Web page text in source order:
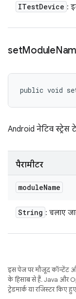
ITestDevice :
setModule
public void
Android नेटिव
पैरामीटर
moduleName
String : चलाए
इस पेज पर मौजूद कॉन्टेंट
के हिसाब से हैं. Java और
ट्रेडमार्क या रजिस्टर किए